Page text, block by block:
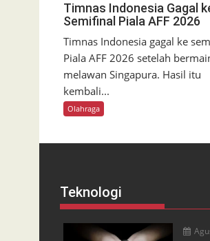
Timnas Indonesia Gagal
Semifinal Piala AFF 2026
Timnas Indonesia gagal ke
Piala AFF 2026 setelah
melawan Singapura. Hasil itu
kembali...
Olahraga
Teknologi